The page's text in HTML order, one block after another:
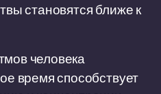
становятся ближе к
человека
время способствует